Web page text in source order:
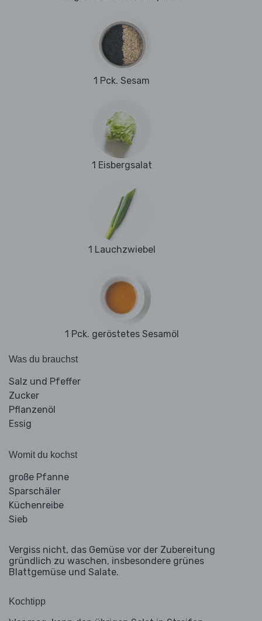
1 Pck. Sesam
1 Eisbergsalat
1 Lauchzwiebel
1 Pck. geröstetes Sesamöl
Was du brauchst
Salz und Pfeffer
Zucker
Pflanzenöl
Essig
Womit du kochst
große Pfanne
Sparschäler
Küchenreibe
Sieb
Vergiss nicht, das Gemüse vor der Zubereitung
gründlich zu waschen, insbesondere grünes
Blattgemüse und Salate.
Kochtipp